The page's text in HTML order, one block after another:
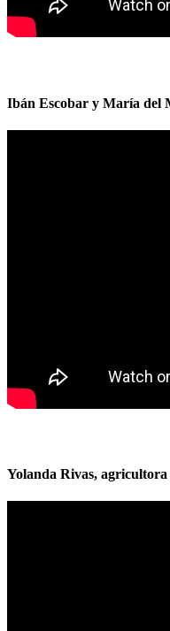
Ibán Escobar y María del
Yolanda Rivas, agricultora